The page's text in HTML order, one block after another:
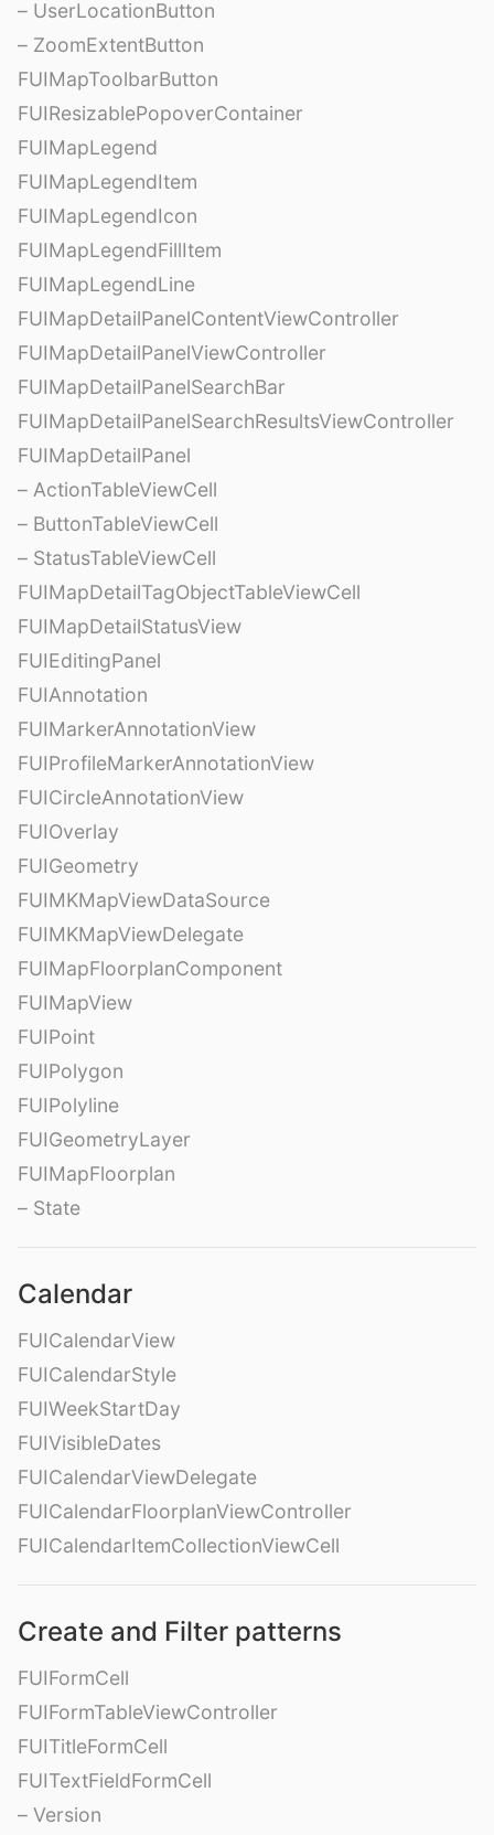
– UserLocationButton
– ZoomExtentButton
FUIMapToolbarButton
FUIResizablePopoverContainer
FUIMapLegend
FUIMapLegendItem
FUIMapLegendIcon
FUIMapLegendFillItem
FUIMapLegendLine
FUIMapDetailPanelContentViewController
FUIMapDetailPanelViewController
FUIMapDetailPanelSearchBar
FUIMapDetailPanelSearchResultsViewController
FUIMapDetailPanel
– ActionTableViewCell
– ButtonTableViewCell
– StatusTableViewCell
FUIMapDetailTagObjectTableViewCell
FUIMapDetailStatusView
FUIEditingPanel
FUIAnnotation
FUIMarkerAnnotationView
FUIProfileMarkerAnnotationView
FUICircleAnnotationView
FUIOverlay
FUIGeometry
FUIMKMapViewDataSource
FUIMKMapViewDelegate
FUIMapFloorplanComponent
FUIMapView
FUIPoint
FUIPolygon
FUIPolyline
FUIGeometryLayer
FUIMapFloorplan
– State
Calendar
FUICalendarView
FUICalendarStyle
FUIWeekStartDay
FUIVisibleDates
FUICalendarViewDelegate
FUICalendarFloorplanViewController
FUICalendarItemCollectionViewCell
Create and Filter patterns
FUIFormCell
FUIFormTableViewController
FUITitleFormCell
FUITextFieldFormCell
– Version